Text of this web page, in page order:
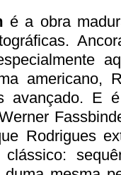
é a obra
americano,
avançado. E
Rodrigues
clássico: